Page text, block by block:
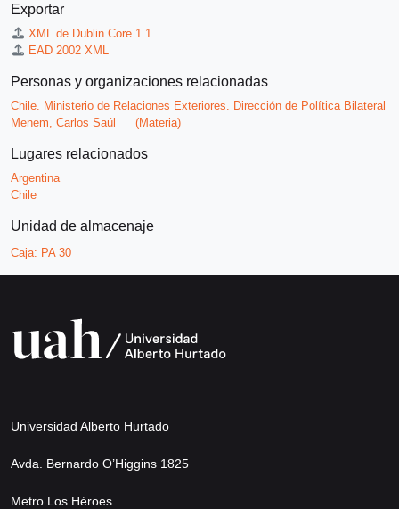
Exportar
XML de Dublin Core 1.1
EAD 2002 XML
Personas y organizaciones relacionadas
Chile. Ministerio de Relaciones Exteriores. Dirección de Política Bilateral
Menem, Carlos Saúl
(Materia)
Lugares relacionados
Argentina
Chile
Unidad de almacenaje
Caja: PA 30
Universidad Alberto Hurtado
Avda. Bernardo O’Higgins 1825
Metro Los Héroes